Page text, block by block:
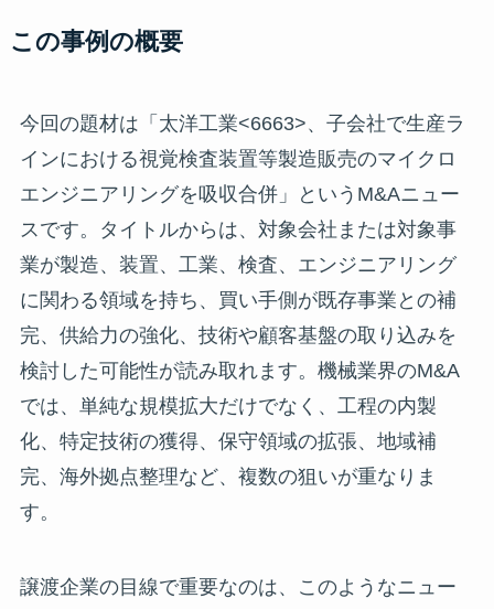
この事例の概要
今回の題材は「太洋工業<6663>、子会社で生産ラ
インにおける視覚検査装置等製造販売のマイクロ
エンジニアリングを吸収合併」というM&Aニュー
スです。タイトルからは、対象会社または対象事
業が製造、装置、工業、検査、エンジニアリング
に関わる領域を持ち、買い手側が既存事業との補
完、供給力の強化、技術や顧客基盤の取り込みを
検討した可能性が読み取れます。機械業界のM&A
では、単純な規模拡大だけでなく、工程の内製
化、特定技術の獲得、保守領域の拡張、地域補
完、海外拠点整理など、複数の狙いが重なりま
す。
譲渡企業の目線で重要なのは、このようなニュー